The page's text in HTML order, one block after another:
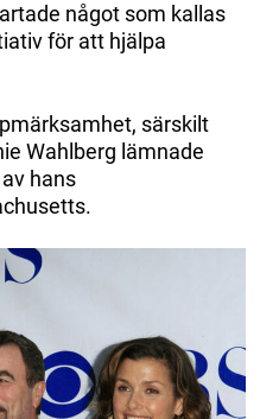
något som kallas
för att hjälpa
särskilt
Wahlberg lämnade
hans